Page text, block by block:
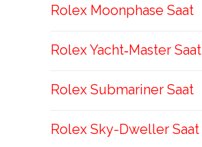
Rolex Moonphase Saat
Rolex Yacht‑Master Saat
Rolex Submariner Saat
Rolex Sky-Dweller Saat